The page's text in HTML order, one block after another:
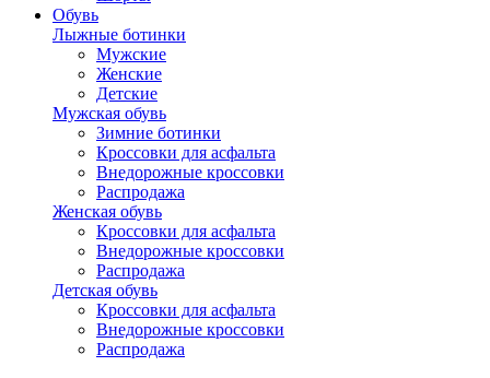
Обувь
Лыжные ботинки
Мужские
Женские
Детские
Мужская обувь
Зимние ботинки
Кроссовки для асфальта
Внедорожные кроссовки
Распродажа
Женская обувь
Кроссовки для асфальта
Внедорожные кроссовки
Распродажа
Детская обувь
Кроссовки для асфальта
Внедорожные кроссовки
Распродажа